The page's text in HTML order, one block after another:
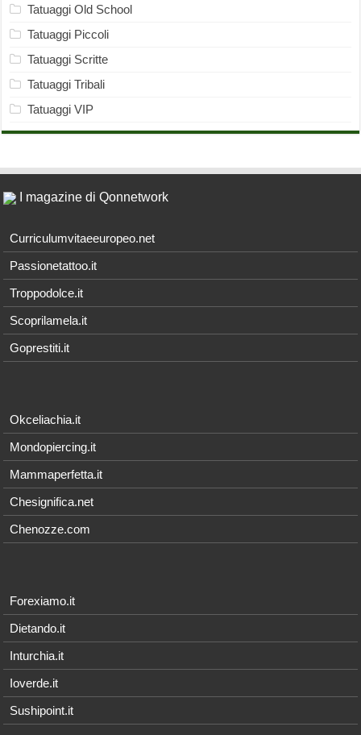
Tatuaggi Old School
Tatuaggi Piccoli
Tatuaggi Scritte
Tatuaggi Tribali
Tatuaggi VIP
I magazine di Qonnetwork
Curriculumvitaeeuropeo.net
Passionetattoo.it
Troppodolce.it
Scoprilamela.it
Goprestiti.it
Okceliachia.it
Mondopiercing.it
Mammaperfetta.it
Chesignifica.net
Chenozze.com
Forexiamo.it
Dietando.it
Inturchia.it
Ioverde.it
Sushipoint.it